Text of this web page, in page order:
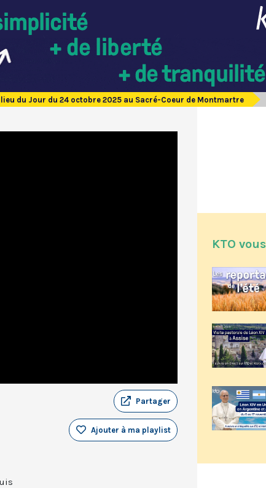
du Jour du 24 octobre 2025 au Sacré-Coeur de Montmartre
Partager
Ajouter à ma playlist
KTO